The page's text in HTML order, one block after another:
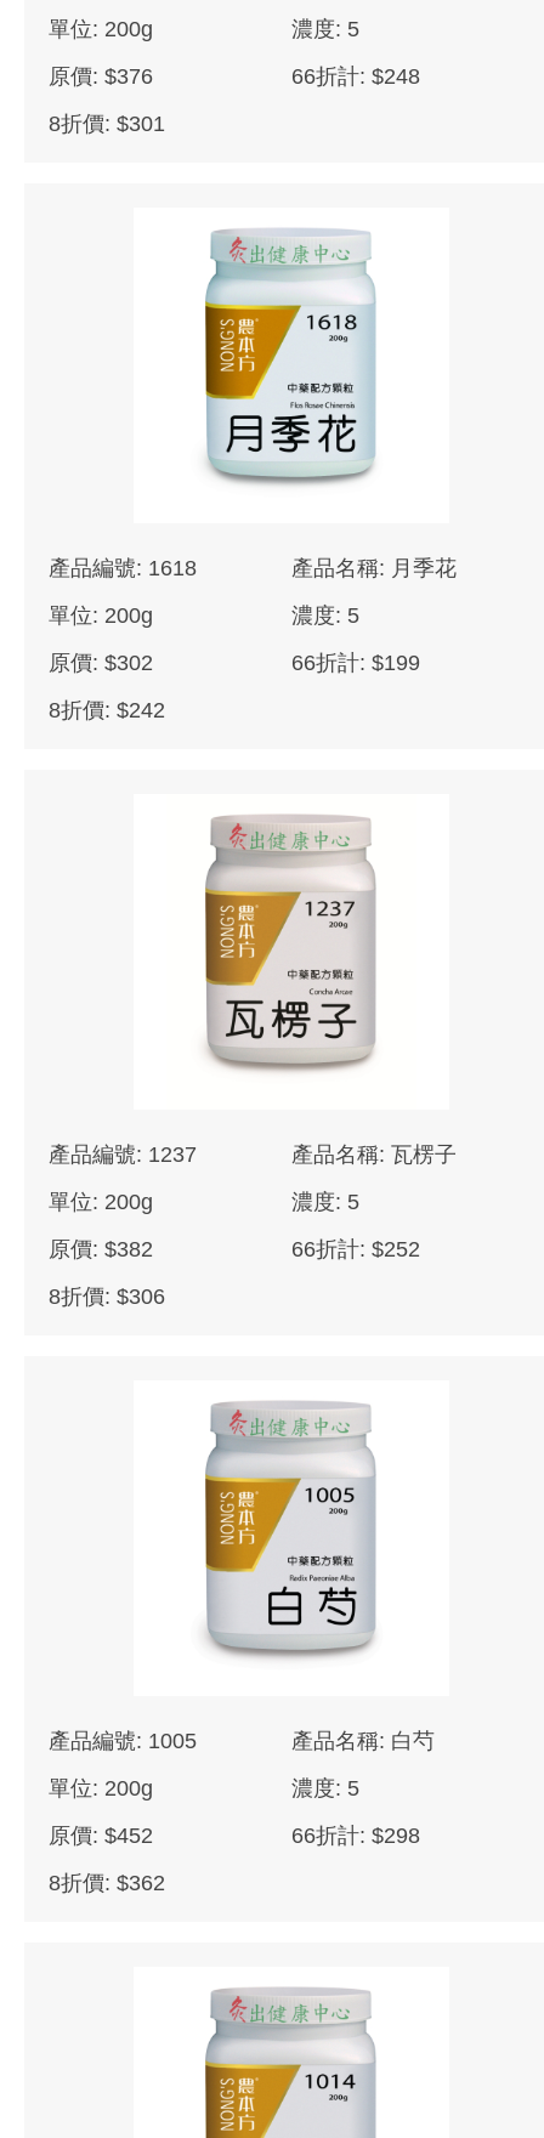
單位: 200g
濃度: 5
原價: $376
66折計: $248
8折價: $301
產品編號: 1618
產品名稱: 月季花
單位: 200g
濃度: 5
原價: $302
66折計: $199
8折價: $242
產品編號: 1237
產品名稱: 瓦楞子
單位: 200g
濃度: 5
原價: $382
66折計: $252
8折價: $306
產品編號: 1005
產品名稱: 白芍
單位: 200g
濃度: 5
原價: $452
66折計: $298
8折價: $362